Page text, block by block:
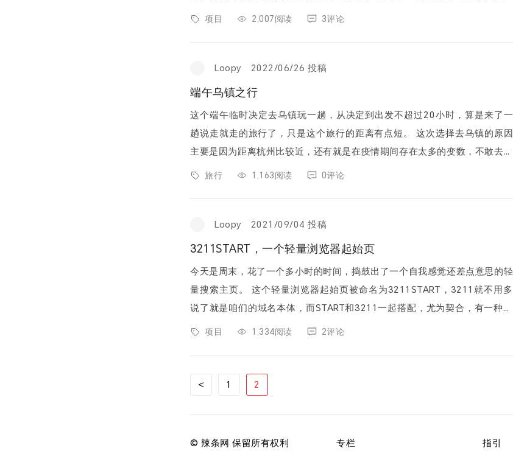
命名为“Poetry”。 写这个主题的初衷，是因...
项目 2,007阅读 3评论
Loopy 2022/06/26 投稿
端午乌镇之行
这个端午临时决定去乌镇玩一趟，从决定到出发不超过20小时，算是来了一
趟说走就走的旅行了，只是这个旅行的距离有点短。 这次选择去乌镇的原因
主要是因为距离杭州比较近，还有就是在疫情期间存在太多的变数，不敢去太
远的地方。 端午的时候，乌镇只开了西栅...
旅行 1,163阅读 0评论
Loopy 2021/09/04 投稿
3211START，一个轻量浏览器起始页
今天是周末，花了一个多小时的时间，捣鼓出了一个自我感觉还差点意思的轻
量搜索主页。 这个轻量浏览器起始页被命名为3211START，3211就不用多
说了就是咱们的域名本体，而START和3211一起搭配，尤为契合，有一种倒
计时开始的感觉，哈哈哈哈。而副标题是——你...
项目 1,334阅读 2评论
文
页
< 1 2
© 辣条网 保留所有权利 专栏 指引